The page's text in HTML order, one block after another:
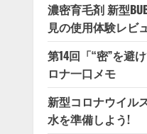
濃密育毛剤 新型
見の使用体験レビ
第14回「“密”を避
ロナ一口メモ
新型コロナウイル
水を準備しよう!